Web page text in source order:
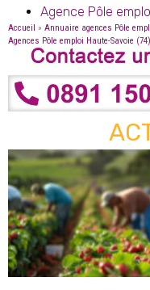
Agence Pôle
Accueil » Annuaire agences Pôle
Agences Pôle emploi Haute-Savoie (74)